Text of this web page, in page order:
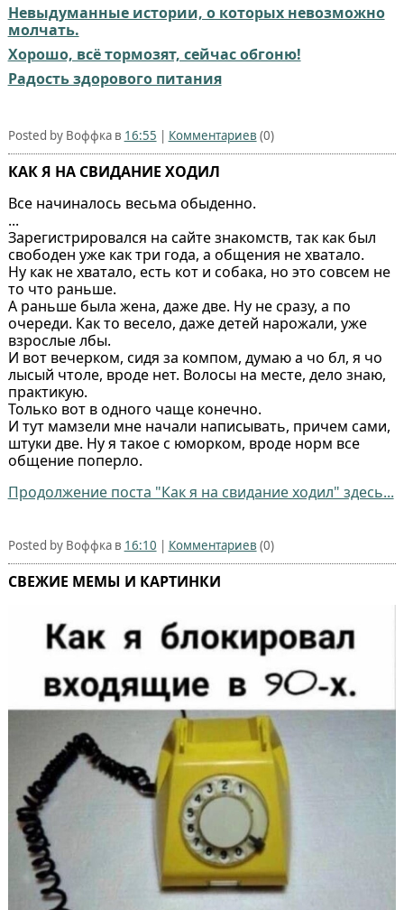
Невыдуманные истории, о которых невозможно
молчать.
Хорошо, всё тормозят, сейчас обгоню!
Радость здорового питания
Posted by Воффка в 16:55 | Комментариев (0)
КАК Я НА СВИДАНИЕ ХОДИЛ
Все начиналось весьма обыденно.
...
Зарегистрировался на сайте знакомств, так как был
свободен уже как три года, а общения не хватало.
Ну как не хватало, есть кот и собака, но это совсем не
то что раньше.
А раньше была жена, даже две. Ну не сразу, а по
очереди. Как то весело, даже детей нарожали, уже
взрослые лбы.
И вот вечерком, сидя за компом, думаю а чо бл, я чо
лысый чтоле, вроде нет. Волосы на месте, дело знаю,
практикую.
Только вот в одного чаще конечно.
И тут мамзели мне начали написывать, причем сами,
штуки две. Ну я такое с юморком, вроде норм все
общение поперло.
Продолжение поста "Как я на свидание ходил" здесь...
Posted by Воффка в 16:10 | Комментариев (0)
СВЕЖИЕ МЕМЫ И КАРТИНКИ